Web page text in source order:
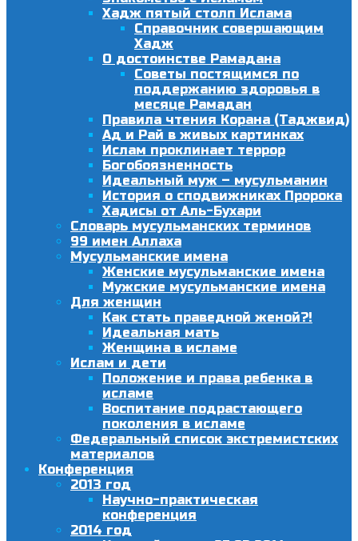
Хадж пятый столп Ислама
Справочник совершающим
Хадж
О достоинстве Рамадана
Советы постящимся по
поддержанию здоровья в
месяце Рамадан
Правила чтения Корана (Таджвид)
Ад и Рай в живых картинках
Ислам проклинает террор
Богобоязненность
Идеальный муж – мусульманин
История о сподвижниках Пророка
Хадисы от Аль-Бухари
Словарь мусульманских терминов
99 имен Аллаха
Мусульманские имена
Женские мусульманские имена
Мужские мусульманские имена
Для женщин
Как стать праведной женой?!
Идеальная мать
Женщина в исламе
Ислам и дети
Положение и права ребенка в
исламе
Воспитание подрастающего
поколения в исламе
Федеральный список экстремистских
материалов
Конференция
2013 год
Научно-практическая
конференция
2014 год